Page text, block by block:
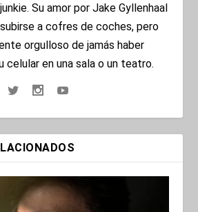
Su amor por Jake Gyllenhaal
a cofres de coches, pero
orgulloso de jamás haber
celular en una sala o un teatro.